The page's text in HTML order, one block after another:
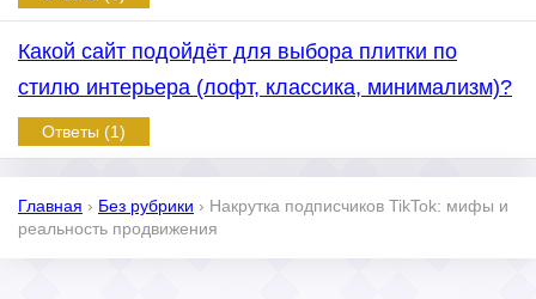
Какой сайт подойдёт для выбора плитки по
стилю интерьера (лофт, классика, минимализм)?
Ответы (1)
Главная › Без рубрики › Накрутка подписчиков TikTok: мифы и
реальность продвижения